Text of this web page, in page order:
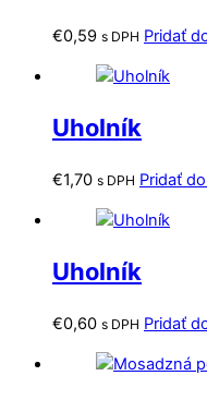
€0,59 s DPH Pridať
Uholník
€1,70 s DPH Pridať
Uholník
€0,60 s DPH Pridať